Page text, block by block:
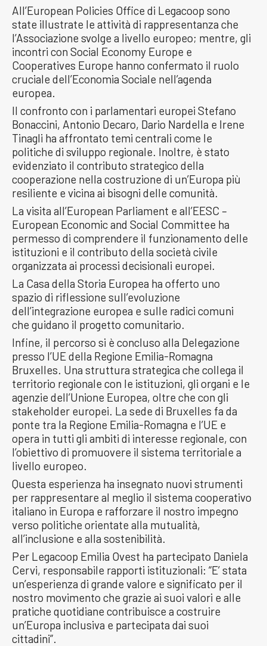
All’European Policies Office di Legacoop sono
state illustrate le attività di rappresentanza che
l’Associazione svolge a livello europeo; mentre, gli
incontri con Social Economy Europe e
Cooperatives Europe hanno confermato il ruolo
cruciale dell’Economia Sociale nell’agenda
europea.
Il confronto con i parlamentari europei Stefano
Bonaccini, Antonio Decaro, Dario Nardella e Irene
Tinagli ha affrontato temi centrali come le
politiche di sviluppo regionale. Inoltre, è stato
evidenziato il contributo strategico della
cooperazione nella costruzione di un’Europa più
resiliente e vicina ai bisogni delle comunità.
La visita all’European Parliament e all’EESC –
European Economic and Social Committee ha
permesso di comprendere il funzionamento delle
istituzioni e il contributo della società civile
organizzata ai processi decisionali europei.
La Casa della Storia Europea ha offerto uno
spazio di riflessione sull’evoluzione
dell’integrazione europea e sulle radici comuni
che guidano il progetto comunitario.
Infine, il percorso si è concluso alla Delegazione
presso l’UE della Regione Emilia-Romagna
Bruxelles. Una struttura strategica che collega il
territorio regionale con le istituzioni, gli organi e le
agenzie dell’Unione Europea, oltre che con gli
stakeholder europei. La sede di Bruxelles fa da
ponte tra la Regione Emilia-Romagna e l’UE e
opera in tutti gli ambiti di interesse regionale, con
l’obiettivo di promuovere il sistema territoriale a
livello europeo.
Questa esperienza ha insegnato nuovi strumenti
per rappresentare al meglio il sistema cooperativo
italiano in Europa e rafforzare il nostro impegno
verso politiche orientate alla mutualità,
all’inclusione e alla sostenibilità.
Per Legacoop Emilia Ovest ha partecipato Daniela
Cervi, responsabile rapporti istituzionali: “E’ stata
un’esperienza di grande valore e significato per il
nostro movimento che grazie ai suoi valori e alle
pratiche quotidiane contribuisce a costruire
un’Europa inclusiva e partecipata dai suoi
cittadini”.